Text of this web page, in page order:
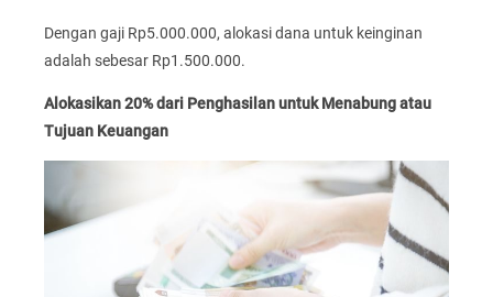
Dengan gaji Rp5.000.000, alokasi dana untuk keinginan
adalah sebesar Rp1.500.000.
Alokasikan 20% dari Penghasilan untuk Menabung atau
Tujuan Keuangan